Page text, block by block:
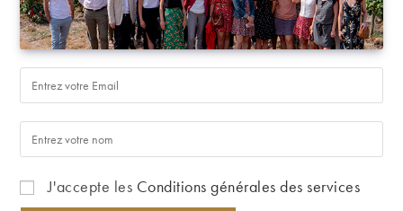
J'accepte les Conditions générales des services